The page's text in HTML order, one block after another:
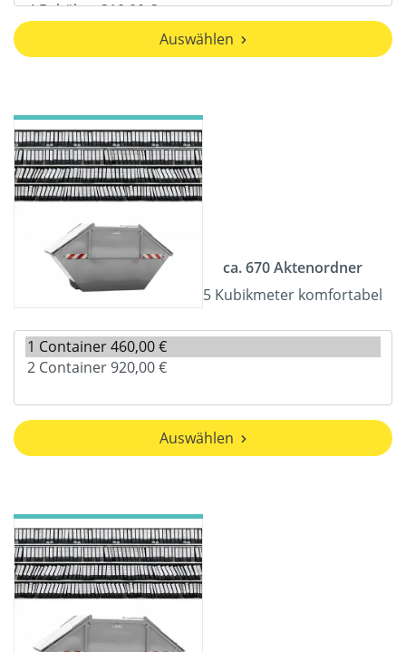
Auswählen
ca. 670 Aktenordner
5 Kubikmeter komfortabel
Auswählen